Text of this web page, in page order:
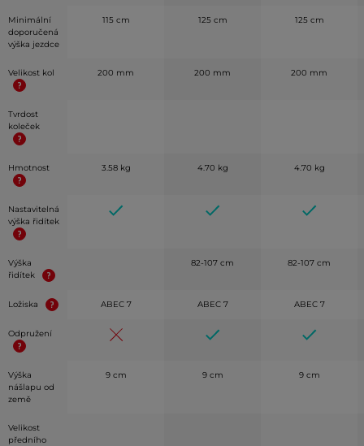
Minimální
doporučená
výška jezdce
115 cm 125 cm 125 cm
Velikost kol 200 mm 200 mm 200 mm
Tvrdost
koleček
Hmotnost 3.58 kg 4.70 kg 4.70 kg
Nastavitelná
výška řidítek
Výška
řidítek
82-107 cm 82-107 cm
Ložiska ABEC 7 ABEC 7 ABEC 7
Odpružení
Výška
nášlapu od
země
9 cm 9 cm 9 cm
Velikost
předního